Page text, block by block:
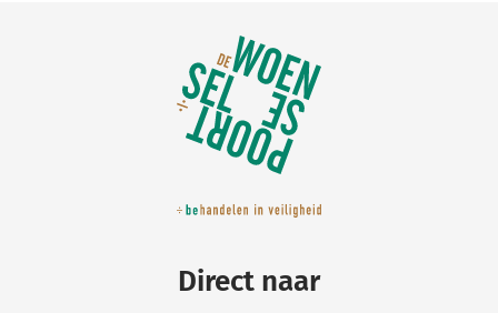
Belangrijke
Direct naar